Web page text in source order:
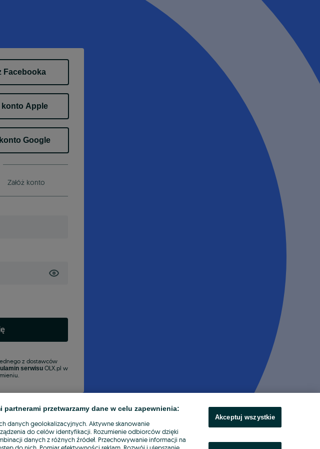
Facebooka
konto Apple
Google
Załóż konto
z dostawców
serwisuOLX.pl w
partnerami przetwarzamy dane w celu zapewnienia:
danych geolokalizacyjnych. Aktywne skanowanie
do celów identyfikacji. Rozumienie odbiorców dzięki
danych z różnych źródeł. Przechowywanie informacji na
Akceptuj wszystkie